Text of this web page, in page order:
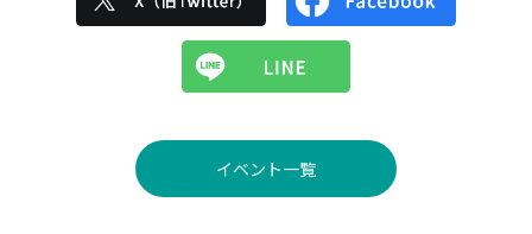
イベント一覧